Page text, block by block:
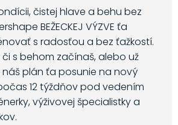
čistej hlave a behu bez
BEŽECKEJ VÝZVE ťa
s radosťou a bez ťažkostí.
či s behom začínaš, alebo už
plán ťa posunie na nový
12 týždňov pod vedením
výživovej špecialistky a